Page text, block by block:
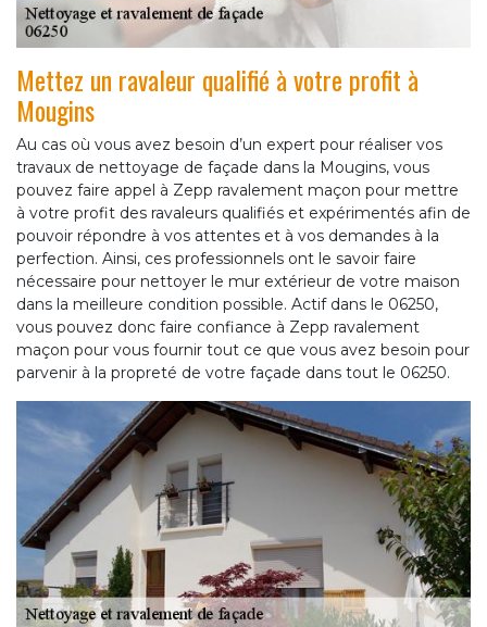
Mettez un ravaleur qualifié à votre profit à
Mougins
Au cas où vous avez besoin d’un expert pour réaliser vos
travaux de nettoyage de façade dans la Mougins, vous
pouvez faire appel à Zepp ravalement maçon pour mettre
à votre profit des ravaleurs qualifiés et expérimentés afin de
pouvoir répondre à vos attentes et à vos demandes à la
perfection. Ainsi, ces professionnels ont le savoir faire
nécessaire pour nettoyer le mur extérieur de votre maison
dans la meilleure condition possible. Actif dans le 06250,
vous pouvez donc faire confiance à Zepp ravalement
maçon pour vous fournir tout ce que vous avez besoin pour
parvenir à la propreté de votre façade dans tout le 06250.